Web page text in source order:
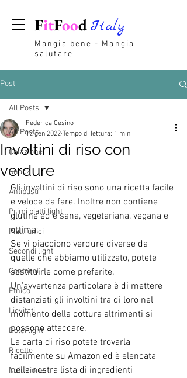
FitFoodItaly
Mangia bene - Mangia
salutare
Post
All Posts
Colazione
Snack
Antipasti
Primi piatti light
Piatti unici
Secondi light
Contorni
Etnico
Lievitati
Dolci light
Ricette
Nutrizione
All Posts
Involtini di riso con
verdure
Federica Cesino
12 gen 2022 Tempo di lettura: 1 min
Gli involtini di riso sono una ricetta facile
e veloce da fare. Inoltre non contiene
glutine ed è sana, vegetariana, vegana e
ottima.
Se vi piacciono verdure diverse da
quelle che abbiamo utilizzato, potete
sostituirle come preferite.
Un'avvertenza particolare è di mettere
distanziati gli involtini tra di loro nel
momento della cottura altrimenti si
possono attaccare.
La carta di riso potete trovarla
facilmente su Amazon ed è elencata
nella nostra lista di ingredienti